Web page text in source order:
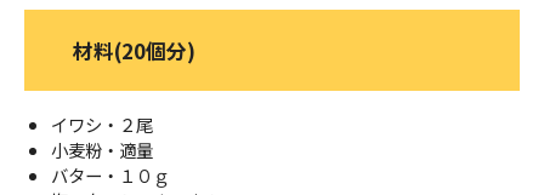
材料(20個分)
イワシ・２尾
小麦粉・適量
バター・１０ｇ